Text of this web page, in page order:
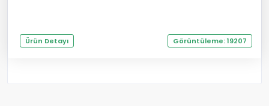
Ürün Detayı Görüntüleme: 19207